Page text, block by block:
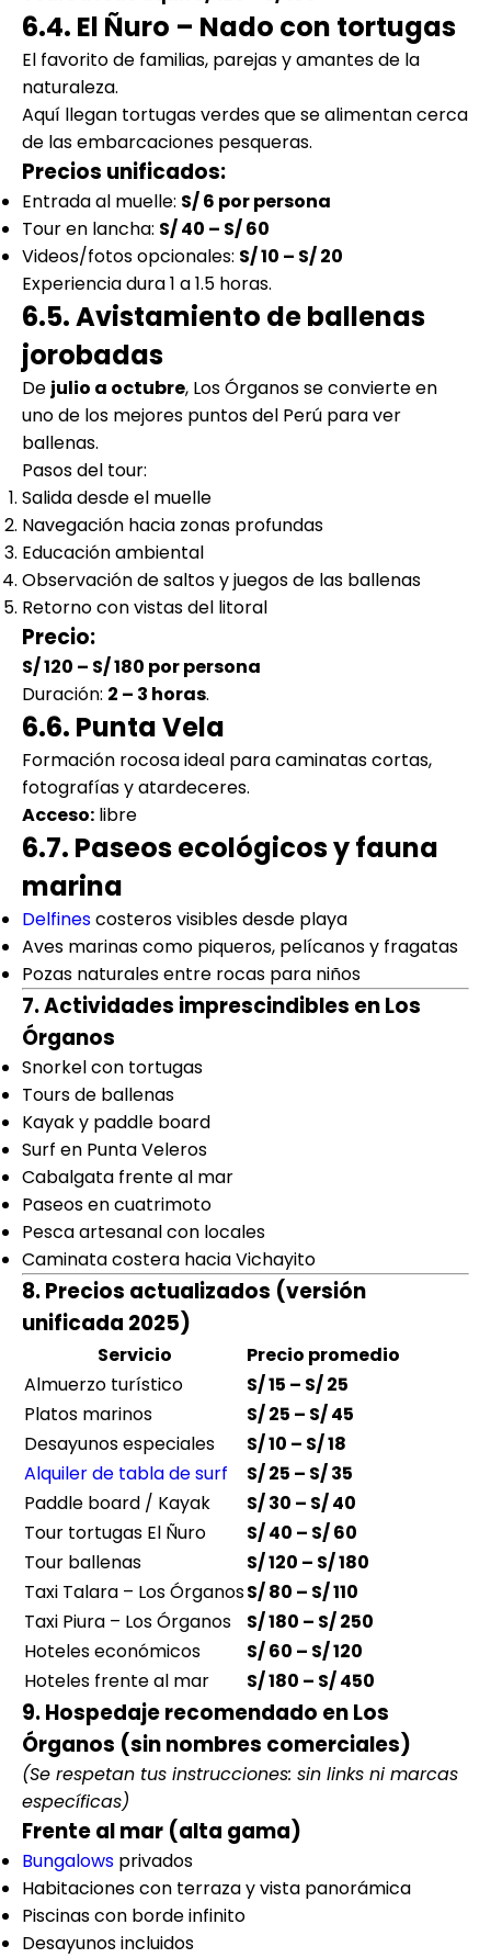
6.4. El Ñuro – Nado con tortugas
El favorito de familias, parejas y amantes de la
naturaleza.
Aquí llegan tortugas verdes que se alimentan cerca
de las embarcaciones pesqueras.
Precios unificados:
Entrada al muelle: S/ 6 por persona
Tour en lancha: S/ 40 – S/ 60
Videos/fotos opcionales: S/ 10 – S/ 20
Experiencia dura 1 a 1.5 horas.
6.5. Avistamiento de ballenas
jorobadas
De julio a octubre, Los Órganos se convierte en
uno de los mejores puntos del Perú para ver
ballenas.
Pasos del tour:
Salida desde el muelle
Navegación hacia zonas profundas
Educación ambiental
Observación de saltos y juegos de las ballenas
Retorno con vistas del litoral
Precio:
S/ 120 – S/ 180 por persona
Duración: 2 – 3 horas.
6.6. Punta Vela
Formación rocosa ideal para caminatas cortas,
fotografías y atardeceres.
Acceso: libre
6.7. Paseos ecológicos y fauna
marina
Delfinescosteros visibles desde playa
Aves marinas como piqueros, pelícanos y fragatas
Pozas naturales entre rocas para niños
7. Actividades imprescindibles en Los
Órganos
Snorkel con tortugas
Tours de ballenas
Kayak y paddle board
Surf en Punta Veleros
Cabalgata frente al mar
Paseos en cuatrimoto
Pesca artesanal con locales
Caminata costera hacia Vichayito
8. Precios actualizados (versión
unificada 2025)
Servicio
Precio promedio
Almuerzo turístico
S/ 15 – S/ 25
Platos marinos
S/ 25 – S/ 45
Desayunos especiales
S/ 10 – S/ 18
Alquiler de tabla de surf
S/ 25 – S/ 35
Paddle board / Kayak
S/ 30 – S/ 40
Tour tortugas El Ñuro
S/ 40 – S/ 60
Tour ballenas
S/ 120 – S/ 180
Taxi Talara – Los ÓrganosS/ 80 – S/ 110
Taxi Piura – Los Órganos
S/ 180 – S/ 250
Hoteles económicos
S/ 60 – S/ 120
Hoteles frente al mar
S/ 180 – S/ 450
9. Hospedaje recomendado en Los
Órganos (sin nombres comerciales)
(Se respetan tus instrucciones: sin links ni marcas
específicas)
Frente al mar (alta gama)
Bungalows privados
Habitaciones con terraza y vista panorámica
Piscinas con borde infinito
Desayunos incluidos